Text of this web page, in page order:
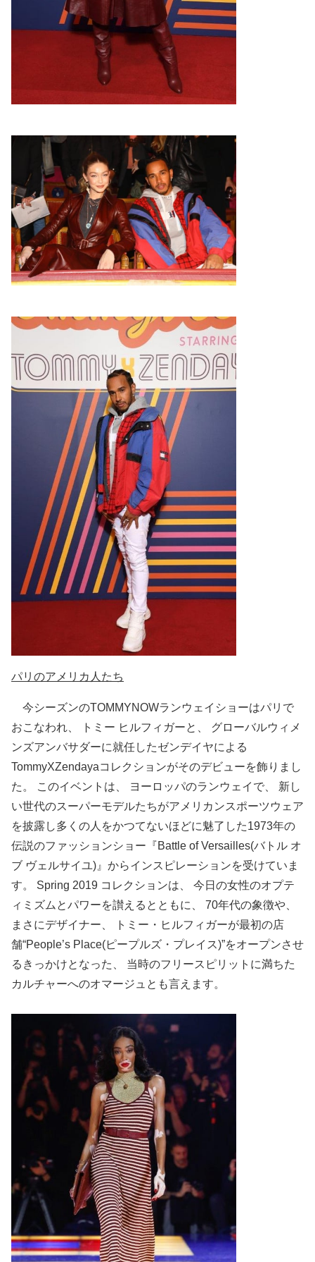
パリのアメリカ人たち
今シーズンのTOMMYNOWランウェイショーはパリで
おこなわれ、 トミー ヒルフィガーと、 グローバルウィメ
ンズアンバサダーに就任したゼンデイヤによる
TommyXZendayaコレクションがそのデビューを飾りまし
た。 このイベントは、 ヨーロッパのランウェイで、 新し
い世代のスーパーモデルたちがアメリカンスポーツウェア
を披露し多くの人をかつてないほどに魅了した1973年の
伝説のファッションショー『Battle of Versailles(バトル オ
ブ ヴェルサイユ)』からインスピレーションを受けていま
す。 Spring 2019 コレクションは、 今日の女性のオプテ
ィミズムとパワーを讃えるとともに、 70年代の象徴や、
まさにデザイナー、 トミー・ヒルフィガーが最初の店
舗“People’s Place(ピープルズ・プレイス)”をオープンさせ
るきっかけとなった、 当時のフリースピリットに満ちた
カルチャーへのオマージュとも言えます。